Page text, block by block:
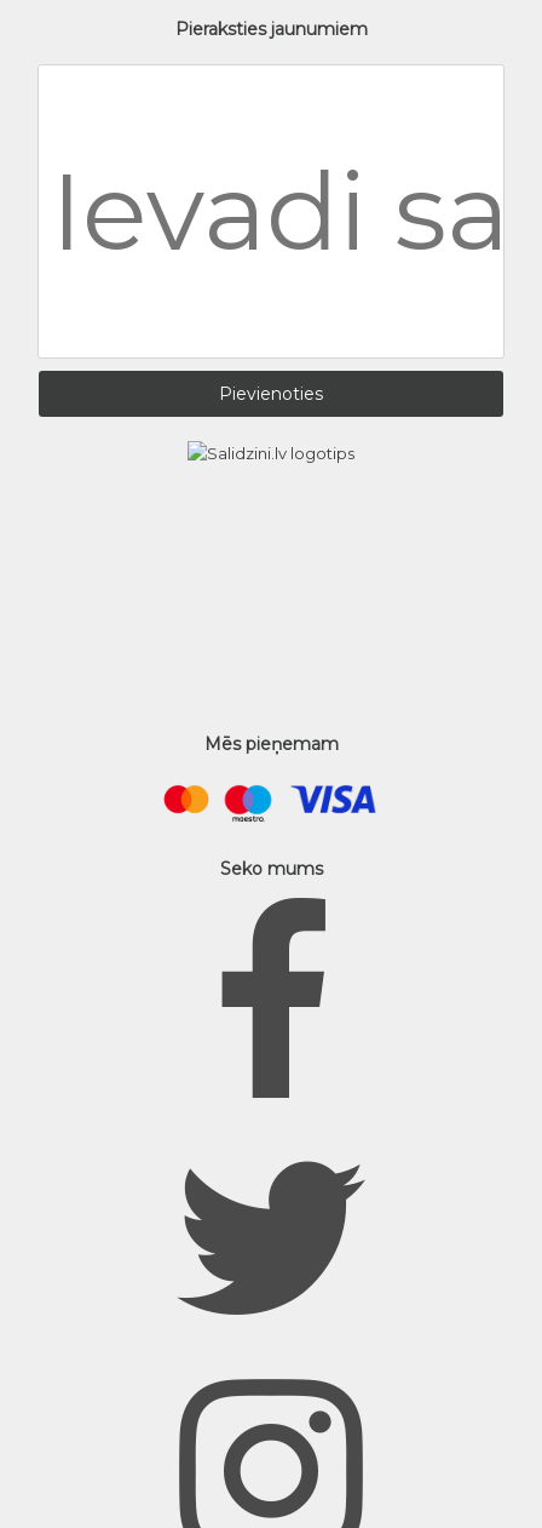
Pieraksties jaunumiem
Mēs pieņemam
Seko mums